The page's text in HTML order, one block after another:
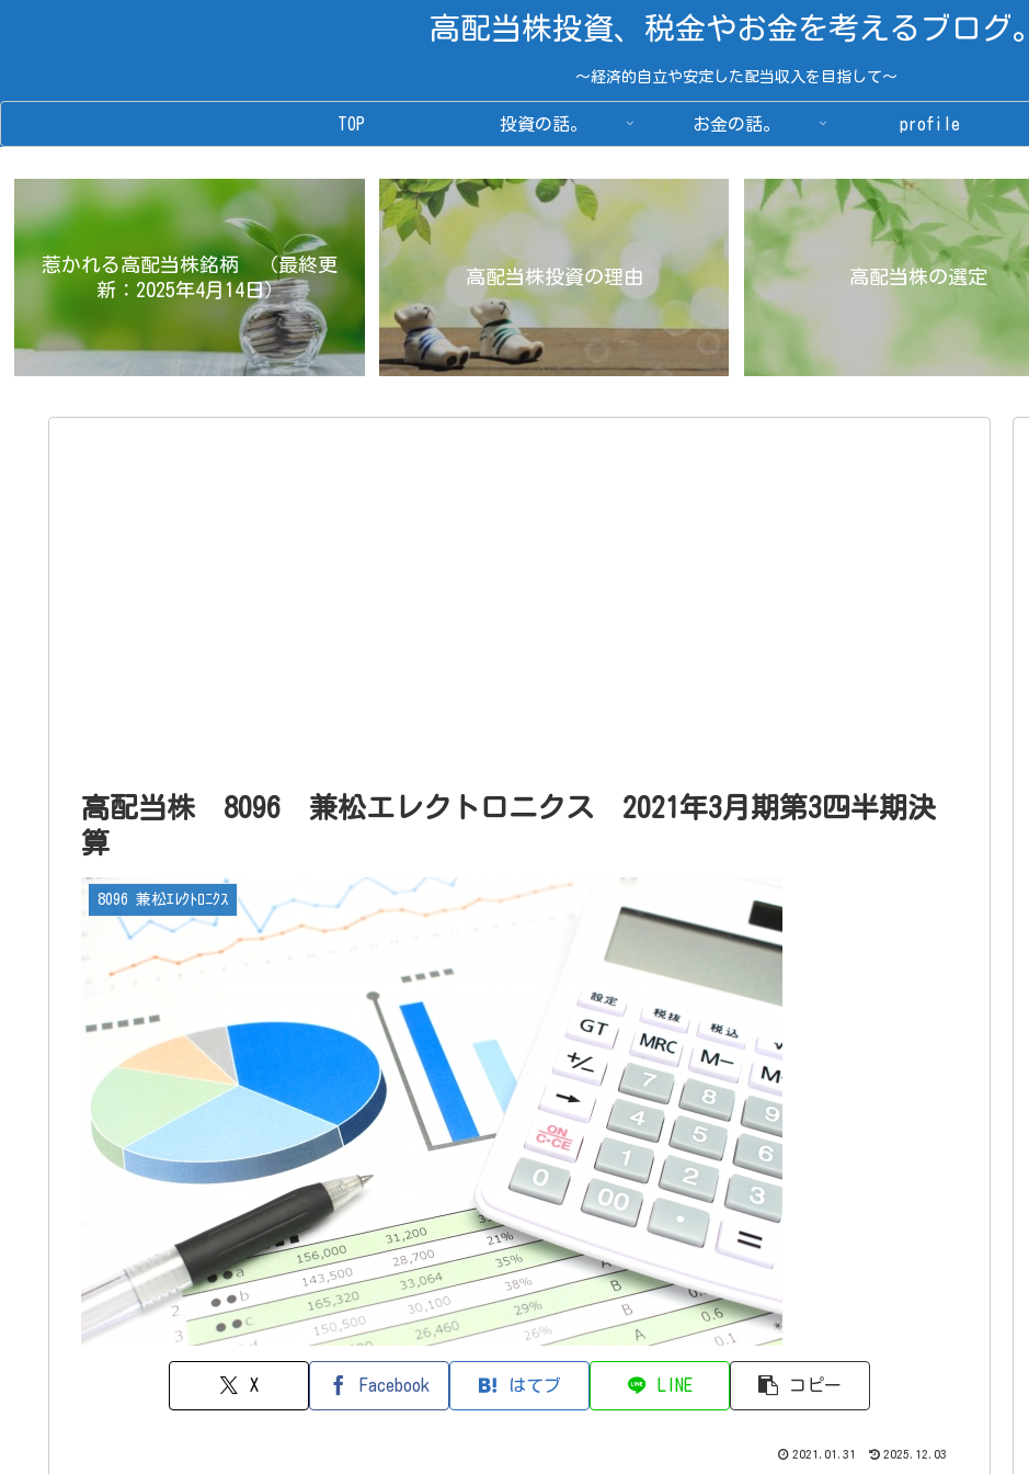
高配当株投資、税金やお金を考えるブログ。
～経済的自立や安定した配当収入を目指して～
TOP 投資の話。 お金の話。 profile
惹かれる高配当株銘柄 （最終更
新：2025年4月14日）
高配当株投資の理由 高配当株の選定
高配当株 8096 兼松エレクトロニクス 2021年3月期第3四半期決
算
8096 兼松ｴﾚｸﾄﾛﾆｸｽ
X Facebook はてブ LINE コピー
2021.01.31 2025.12.03